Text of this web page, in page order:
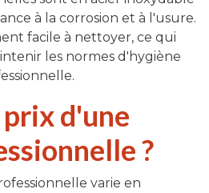
à la corrosion et à l'usure.
facile à nettoyer, ce qui
les normes d'hygiène
d'une
?
varie en